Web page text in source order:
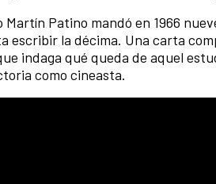
Martín Patino mandó en 1966
escribir la décima. Una carta
indaga qué queda de aquel
como cineasta.